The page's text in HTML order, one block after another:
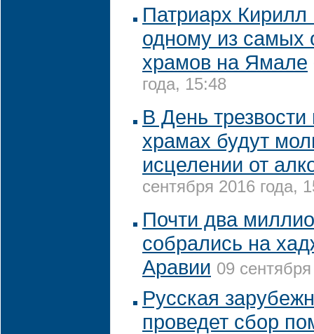
Патриарх Кирилл
одному из самых
храмов на Ямале
года, 15:48
В День трезвости
храмах будут
исцелении от
сентября 2016 года,
Почти два
собрались на
Аравии 09
Русская
проведет сбор